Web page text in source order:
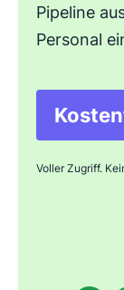
Pipeline
Personal
Voller Zugriff.